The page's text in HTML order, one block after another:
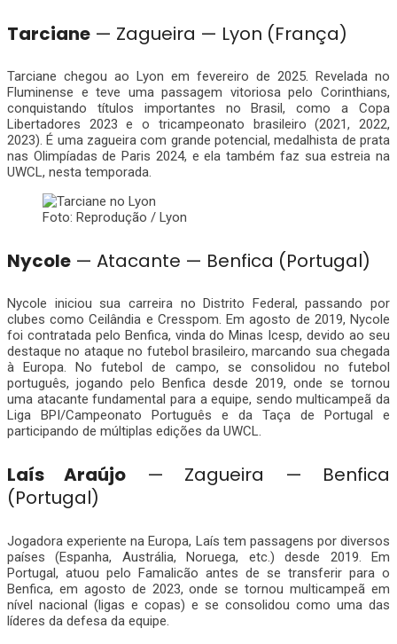
Tarciane — Zagueira — Lyon (França)
Tarciane chegou ao Lyon em fevereiro de 2025. Revelada no
Fluminense e teve uma passagem vitoriosa pelo Corinthians,
conquistando títulos importantes no Brasil, como a Copa
Libertadores 2023 e o tricampeonato brasileiro (2021, 2022,
2023). É uma zagueira com grande potencial, medalhista de prata
nas Olimpíadas de Paris 2024, e ela também faz sua estreia na
UWCL, nesta temporada.
Foto: Reprodução / Lyon
Nycole — Atacante — Benfica (Portugal)
Nycole iniciou sua carreira no Distrito Federal, passando por
clubes como Ceilândia e Cresspom. Em agosto de 2019, Nycole
foi contratada pelo Benfica, vinda do Minas Icesp, devido ao seu
destaque no ataque no futebol brasileiro, marcando sua chegada
à Europa. No futebol de campo, se consolidou no futebol
português, jogando pelo Benfica desde 2019, onde se tornou
uma atacante fundamental para a equipe, sendo multicampeã da
Liga BPI/Campeonato Português e da Taça de Portugal e
participando de múltiplas edições da UWCL.
Laís Araújo — Zagueira — Benfica
(Portugal)
Jogadora experiente na Europa, Laís tem passagens por diversos
países (Espanha, Austrália, Noruega, etc.) desde 2019. Em
Portugal, atuou pelo Famalicão antes de se transferir para o
Benfica, em agosto de 2023, onde se tornou multicampeã em
nível nacional (ligas e copas) e se consolidou como uma das
líderes da defesa da equipe.